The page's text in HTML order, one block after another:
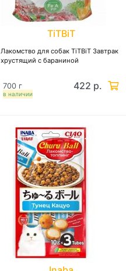
TiTBiT
Лакомство для собак TiTBiT Завтрак
хрустящий с бараниной
в наличии
700 г 422 р.